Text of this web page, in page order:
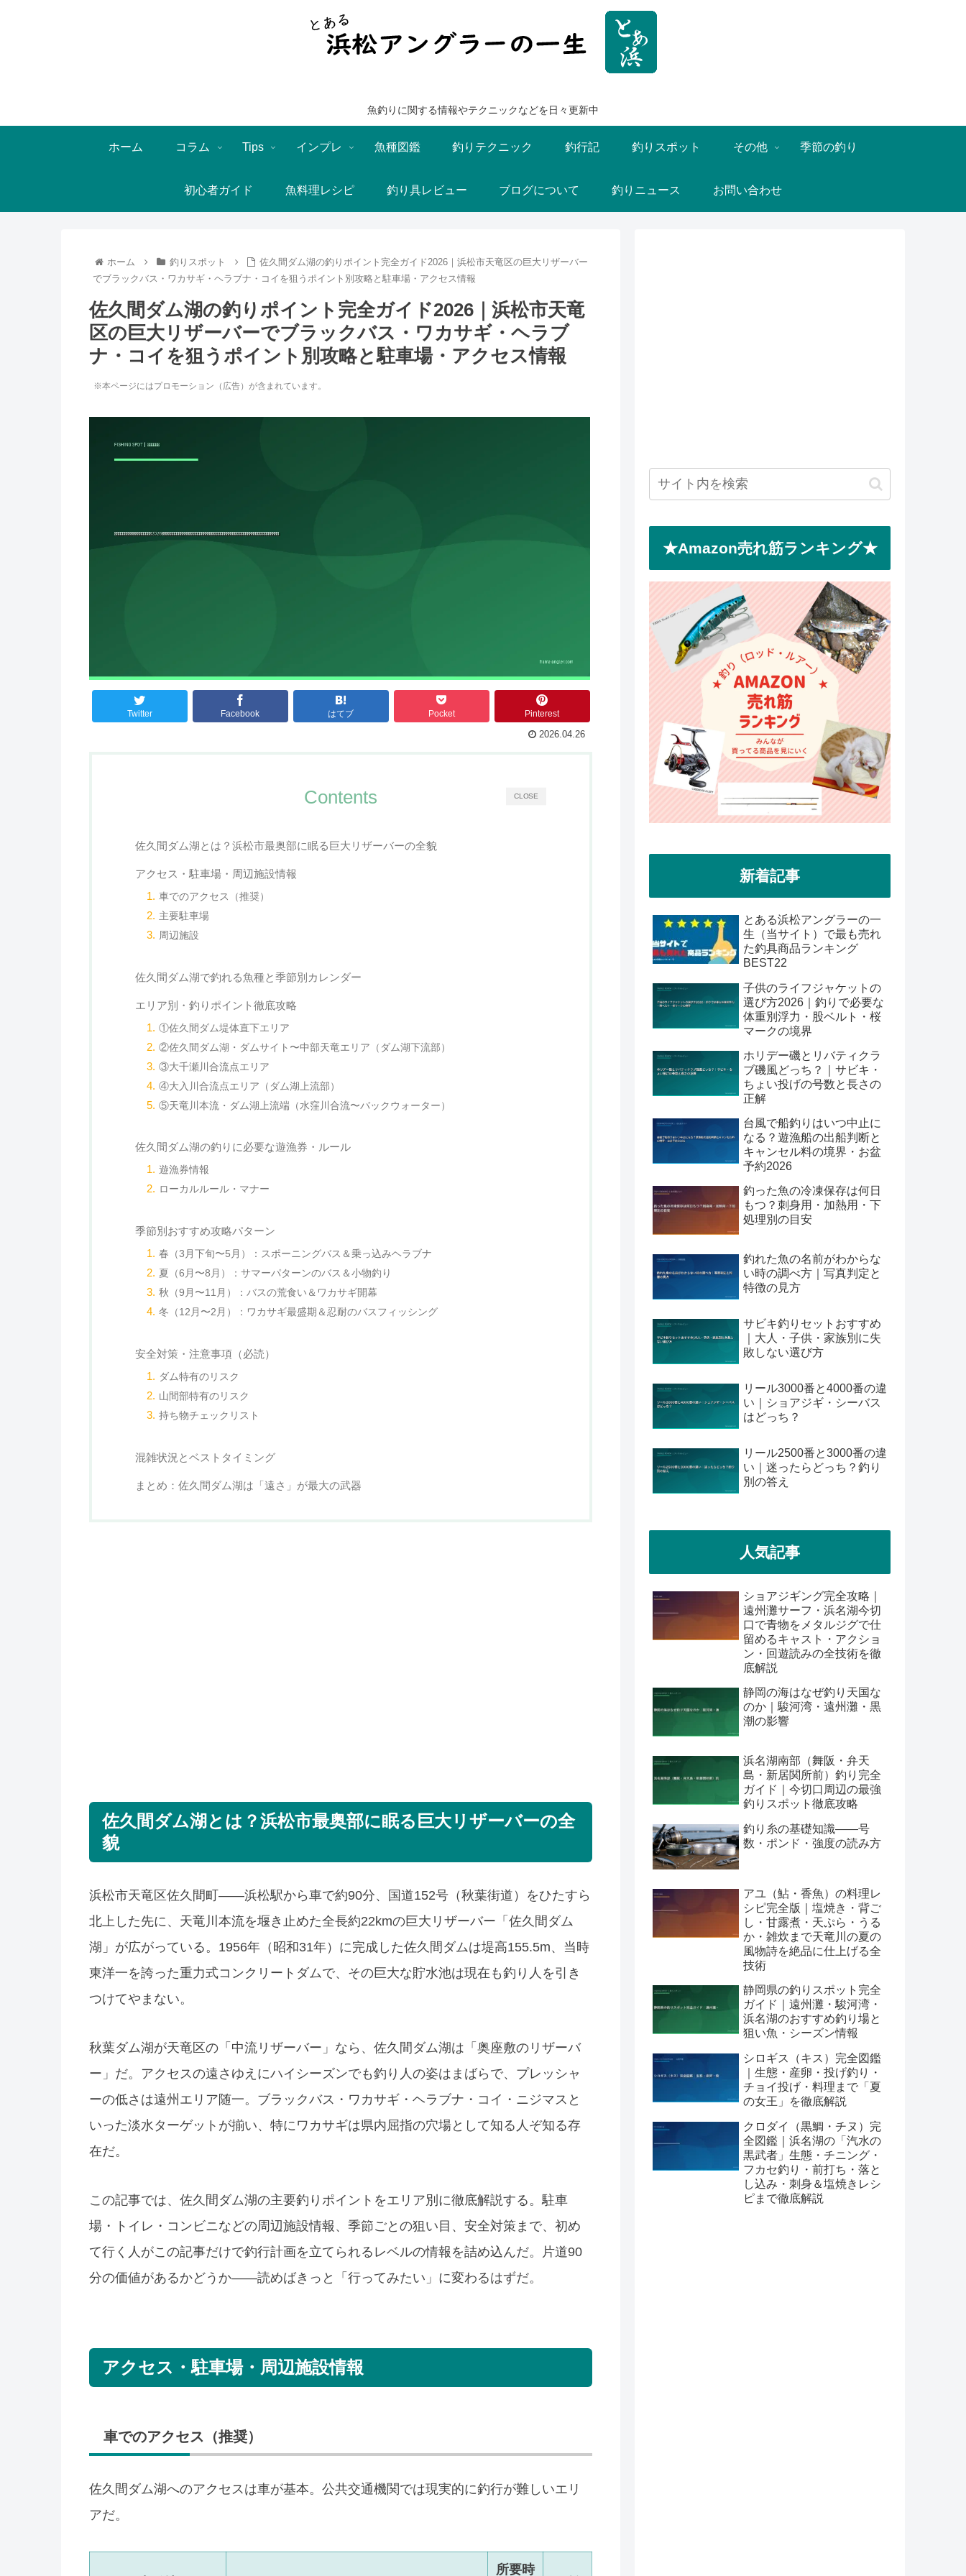
魚釣りに関する情報やテクニックなどを日々更新中
ホーム コラム Tips インプレ 魚種図鑑 釣りテクニック 釣行記 釣りスポット その他 季節の釣り
初心者ガイド 魚料理レシピ 釣り具レビュー ブログについて 釣りニュース お問い合わせ
ホーム 釣りスポット
佐久間ダム湖の釣りポイント完全ガイド2026｜浜松市天竜区の巨大リザーバー
でブラックバス・ワカサギ・ヘラブナ・コイを狙うポイント別攻略と駐車場・アクセス情報
佐久間ダム湖の釣りポイント完全ガイド2026｜浜松市天竜
区の巨大リザーバーでブラックバス・ワカサギ・ヘラブ
ナ・コイを狙うポイント別攻略と駐車場・アクセス情報
※本ページにはプロモーション（広告）が含まれています。
Twitter Facebook はてブ Pocket Pinterest
2026.04.26
CLOSE
Contents
佐久間ダム湖とは？浜松市最奥部に眠る巨大リザーバーの全貌
アクセス・駐車場・周辺施設情報
車でのアクセス（推奨）
主要駐車場
周辺施設
佐久間ダム湖で釣れる魚種と季節別カレンダー
エリア別・釣りポイント徹底攻略
①佐久間ダム堤体直下エリア
②佐久間ダム湖・ダムサイト〜中部天竜エリア（ダム湖下流部）
③大千瀬川合流点エリア
④大入川合流点エリア（ダム湖上流部）
⑤天竜川本流・ダム湖上流端（水窪川合流〜バックウォーター）
佐久間ダム湖の釣りに必要な遊漁券・ルール
遊漁券情報
ローカルルール・マナー
季節別おすすめ攻略パターン
春（3月下旬〜5月）：スポーニングバス＆乗っ込みヘラブナ
夏（6月〜8月）：サマーパターンのバス＆小物釣り
秋（9月〜11月）：バスの荒食い＆ワカサギ開幕
冬（12月〜2月）：ワカサギ最盛期＆忍耐のバスフィッシング
安全対策・注意事項（必読）
ダム特有のリスク
山間部特有のリスク
持ち物チェックリスト
混雑状況とベストタイミング
まとめ：佐久間ダム湖は「遠さ」が最大の武器
佐久間ダム湖とは？浜松市最奥部に眠る巨大リザーバーの全
貌
浜松市天竜区佐久間町——浜松駅から車で約90分、国道152号（秋葉街道）をひたすら
北上した先に、天竜川本流を堰き止めた全長約22kmの巨大リザーバー「佐久間ダム
湖」が広がっている。1956年（昭和31年）に完成した佐久間ダムは堤高155.5m、当時
東洋一を誇った重力式コンクリートダムで、その巨大な貯水池は現在も釣り人を引き
つけてやまない。
秋葉ダム湖が天竜区の「中流リザーバー」なら、佐久間ダム湖は「奥座敷のリザーバ
ー」だ。アクセスの遠さゆえにハイシーズンでも釣り人の姿はまばらで、プレッシャ
ーの低さは遠州エリア随一。ブラックバス・ワカサギ・ヘラブナ・コイ・ニジマスと
いった淡水ターゲットが揃い、特にワカサギは県内屈指の穴場として知る人ぞ知る存
在だ。
この記事では、佐久間ダム湖の主要釣りポイントをエリア別に徹底解説する。駐車
場・トイレ・コンビニなどの周辺施設情報、季節ごとの狙い目、安全対策まで、初め
て行く人がこの記事だけで釣行計画を立てられるレベルの情報を詰め込んだ。片道90
分の価値があるかどうか——読めばきっと「行ってみたい」に変わるはずだ。
アクセス・駐車場・周辺施設情報
車でのアクセス（推奨）
佐久間ダム湖へのアクセスは車が基本。公共交通機関では現実的に釣行が難しいエリ
アだ。
所要時
★Amazon売れ筋ランキング★
新着記事
とある浜松アングラーの一
生（当サイト）で最も売れ
た釣具商品ランキング
BEST22
子供のライフジャケットの
選び方2026｜釣りで必要な
体重別浮力・股ベルト・桜
マークの境界
ホリデー磯とリバティクラ
ブ磯風どっち？｜サビキ・
ちょい投げの号数と長さの
正解
台風で船釣りはいつ中止に
なる？遊漁船の出船判断と
キャンセル料の境界・お盆
予約2026
釣った魚の冷凍保存は何日
もつ？刺身用・加熱用・下
処理別の目安
釣れた魚の名前がわからな
い時の調べ方｜写真判定と
特徴の見方
サビキ釣りセットおすすめ
｜大人・子供・家族別に失
敗しない選び方
リール3000番と4000番の違
い｜ショアジギ・シーバス
はどっち？
リール2500番と3000番の違
い｜迷ったらどっち？釣り
別の答え
人気記事
ショアジギング完全攻略｜
遠州灘サーフ・浜名湖今切
口で青物をメタルジグで仕
留めるキャスト・アクショ
ン・回遊読みの全技術を徹
底解説
静岡の海はなぜ釣り天国な
のか｜駿河湾・遠州灘・黒
潮の影響
浜名湖南部（舞阪・弁天
島・新居関所前）釣り完全
ガイド｜今切口周辺の最強
釣りスポット徹底攻略
釣り糸の基礎知識——号
数・ポンド・強度の読み方
アユ（鮎・香魚）の料理レ
シピ完全版｜塩焼き・背ご
し・甘露煮・天ぷら・うる
か・雑炊まで天竜川の夏の
風物詩を絶品に仕上げる全
技術
静岡県の釣りスポット完全
ガイド｜遠州灘・駿河湾・
浜名湖のおすすめ釣り場と
狙い魚・シーズン情報
シロギス（キス）完全図鑑
｜生態・産卵・投げ釣り・
チョイ投げ・料理まで「夏
の女王」を徹底解説
クロダイ（黒鯛・チヌ）完
全図鑑｜浜名湖の「汽水の
黒武者」生態・チニング・
フカセ釣り・前打ち・落と
し込み・刺身＆塩焼きレシ
ピまで徹底解説